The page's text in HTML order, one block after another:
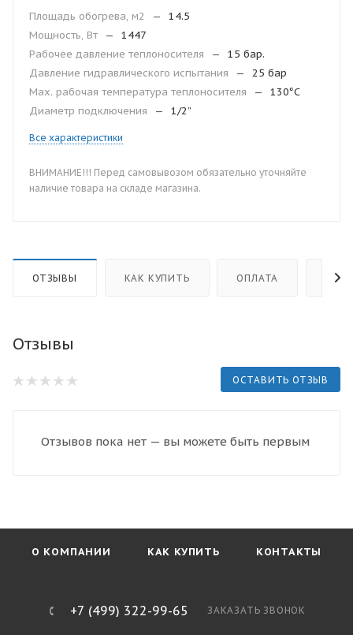
Площадь обогрева, м2 —
14.5
Мощность, Вт
—
1447
Рабочее давление теплоносителя
—
15 бар.
Давление гидравлического испытания
—
25 бар
Мax. рабочая температура теплоносителя
—
130°С
Диаметр подключения
— 1/2”
Все характеристики
ВНИМАНИЕ!!! Перед самовывозом обязательно уточняйте
наличие товара на складе магазина.
ОТЗЫВЫ КАК КУПИТЬ ОПЛАТА
Отзывы
ОСТАВИТЬ ОТЗЫВ
Отзывов пока нет — вы можете быть первым
О КОМПАНИИ КАК КУПИТЬ КОНТАКТЫ
+7 (499) 322-99-65 ЗАКАЗАТЬ ЗВОНОК